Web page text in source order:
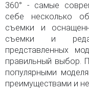
360° - самые
себе несколько
съемки и
съемки и
представленных
правильный выбор.
популярными
преимуществами и